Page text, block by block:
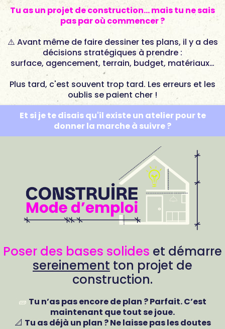
Tu as un projet de construction… mais tu ne sais
pas par où commencer ?
⚠️ Avant même de faire dessiner tes plans, il y a des
décisions stratégiques à prendre :
surface, agencement, terrain, budget, matériaux…
Plus tard, c'est souvent trop tard. Les erreurs et les
oublis se paient cher !
Et si je te disais qu'il existe un atelier pour te
donner la marche à suivre ?
Poser des bases solides et démarre
sereinement ton projet de
construction.
🧱 Tu n’as pas encore de plan ? Parfait. C’est
maintenant que tout se joue.
📐 Tu as déjà un plan ? Ne laisse pas les doutes